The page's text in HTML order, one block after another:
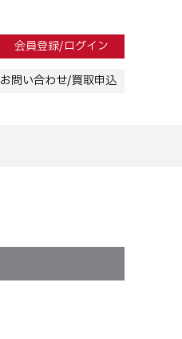
会員登録/ログイン
お問い合わせ/買取申込